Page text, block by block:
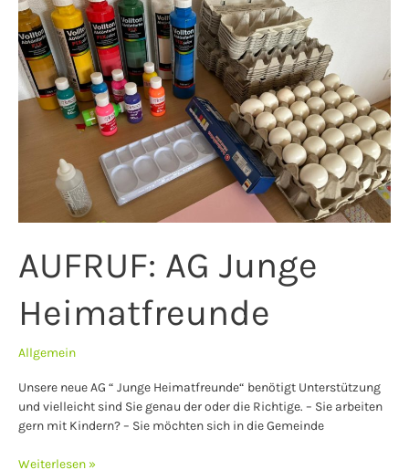
AUFRUF: AG Junge
Heimatfreunde
Allgemein
Unsere neue AG “ Junge Heimatfreunde“ benötigt Unterstützung
und vielleicht sind Sie genau der oder die Richtige. – Sie arbeiten
gern mit Kindern? – Sie möchten sich in die Gemeinde
Heimatfreunde
Weiterlesen »